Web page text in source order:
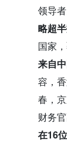
领导者
略超
国家
来自
容，
春，
财务
在16